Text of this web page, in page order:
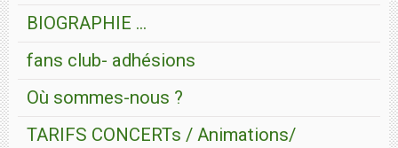
BIOGRAPHIE ...
fans club- adhésions
Où sommes-nous ?
TARIFS CONCERTs / Animations/